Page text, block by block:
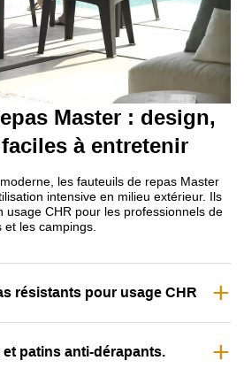
Master : design,
à entretenir
les fauteuils de repas Master
intensive en milieu extérieur. Ils
usage CHR pour les professionnels de
les campings.
résistants pour usage CHR
patins anti-dérapants.